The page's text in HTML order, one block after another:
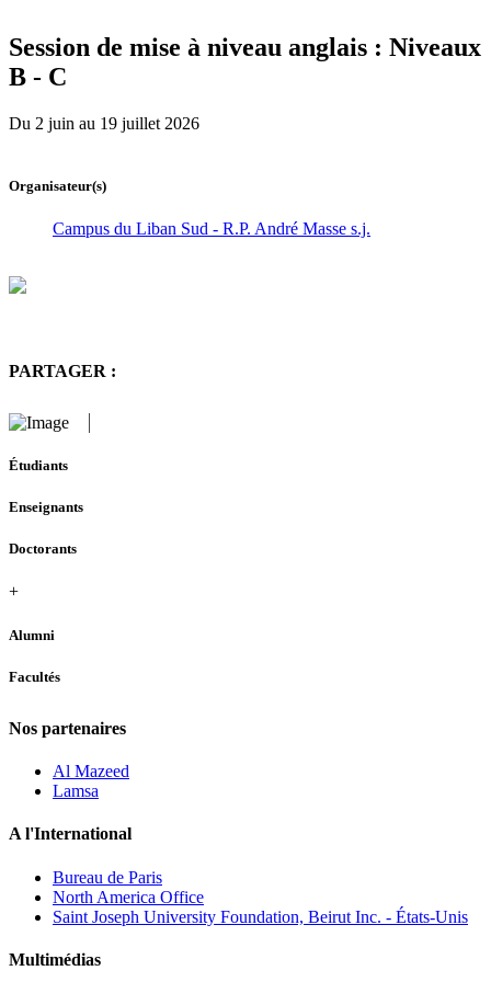
Session de mise à niveau anglais : Niveaux
B - C
Du 2 juin au 19 juillet 2026
Organisateur(s)
Campus du Liban Sud - R.P. André Masse s.j.
PARTAGER :
Étudiants
Enseignants
Doctorants
+
Alumni
Facultés
Nos partenaires
Al Mazeed
Lamsa
A l'International
Bureau de Paris
North America Office
Saint Joseph University Foundation, Beirut Inc. - États-Unis
Multimédias